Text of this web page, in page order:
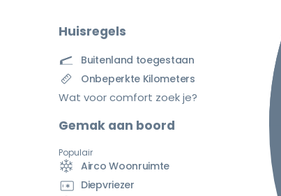
Huisregels
Buitenland toegestaan
Onbeperkte Kilometers
Wat voor comfort zoek je?
Gemak aan boord
Populair
Airco Woonruimte
Diepvriezer